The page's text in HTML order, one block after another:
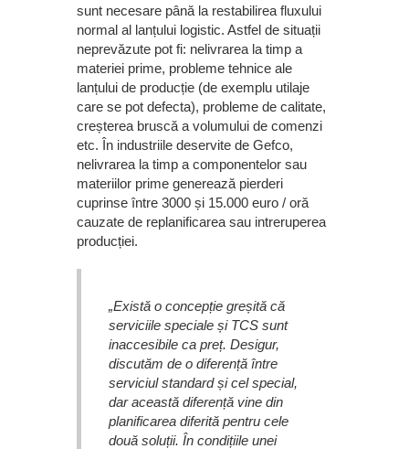
sunt necesare până la restabilirea fluxului
normal al lanțului logistic. Astfel de situații
neprevăzute pot fi: nelivrarea la timp a
materiei prime, probleme tehnice ale
lanțului de producție (de exemplu utilaje
care se pot defecta), probleme de calitate,
creșterea bruscă a volumului de comenzi
etc. În industriile deservite de Gefco,
nelivrarea la timp a componentelor sau
materiilor prime generează pierderi
cuprinse între 3000 și 15.000 euro / oră
cauzate de replanificarea sau intreruperea
producției.
„Există o concepție greșită că
serviciile speciale și TCS sunt
inaccesibile ca preț. Desigur,
discutăm de o diferență între
serviciul standard și cel special,
dar această diferență vine din
planificarea diferită pentru cele
două soluții. În condițiile unei